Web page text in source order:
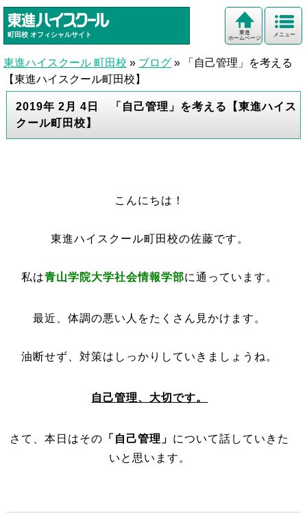
町田校 オフィシャルサイト メニュー
東進
ホームページ
東進ハイスクール 町田校 » ブログ »
「自己管理」を考える
【東進ハイスクール町田校】
2019年 2月 4日 「自己管理」を考える【東進ハイス
クール町田校】
こんにちは！
東進ハイスクール町田校の佐藤です。
私は青山学院大学社会情報学部に通っています。
最近、体調の悪い人をたくさん見かけます。
油断せず、対策はしっかりしていきましょうね。
自己管理、大切です。
さて、本日はその 「自己管理」 について話していきた
いと思います。